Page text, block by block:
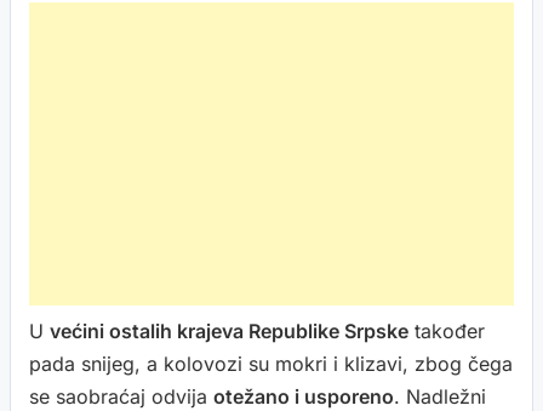
U većini ostalih krajeva Republike Srpske također
pada snijeg, a kolovozi su mokri i klizavi, zbog čega
se saobraćaj odvija otežano i usporeno. Nadležni